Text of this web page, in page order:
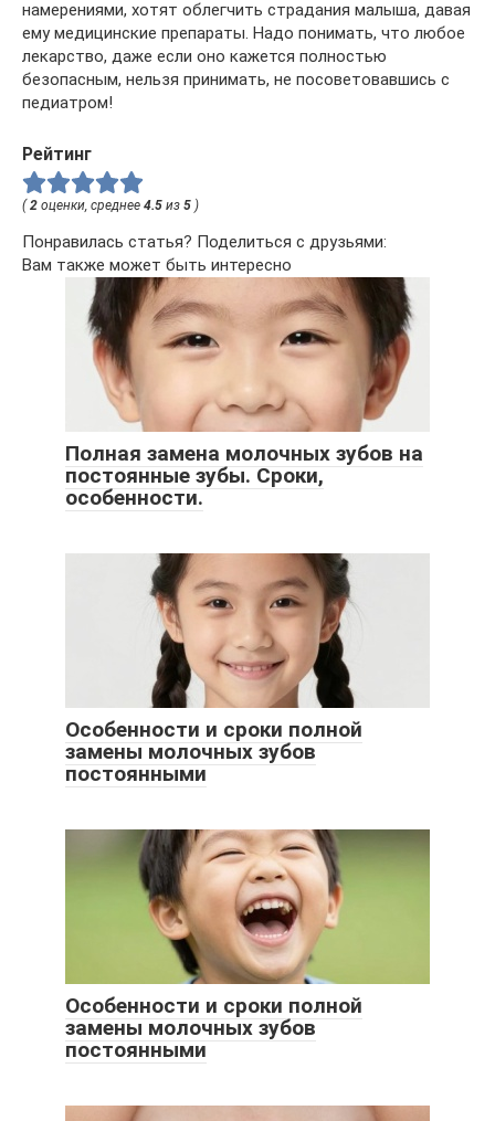
намерениями, хотят облегчить страдания малыша, давая
ему медицинские препараты. Надо понимать, что любое
лекарство, даже если оно кажется полностью
безопасным, нельзя принимать, не посоветовавшись с
педиатром!
Рейтинг
( 2 оценки, среднее 4.5 из 5 )
Понравилась статья? Поделиться с друзьями:
Вам также может быть интересно
Полная замена молочных зубов на
постоянные зубы. Сроки,
особенности.
Особенности и сроки полной
замены молочных зубов
постоянными
Особенности и сроки полной
замены молочных зубов
постоянными